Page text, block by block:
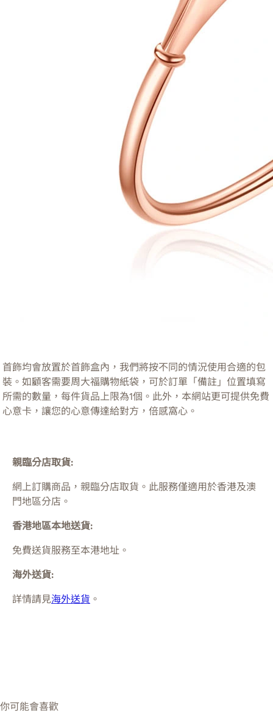
首飾均會放置於首飾盒內，我們將按不同的情況使用合適的包
裝。如顧客需要周大福購物紙袋，可於訂單「備註」位置填寫
所需的數量，每件貨品上限為1個。此外，本網站更可提供免費
心意卡，讓您的心意傳達給對方，倍感窩心。
親臨分店取貨:
網上訂購商品，親臨分店取貨。此服務僅適用於香港及澳
門地區分店。
香港地區本地送貨:
免費送貨服務至本港地址。
海外送貨:
詳情請見海外送貨 。
你可能會喜歡